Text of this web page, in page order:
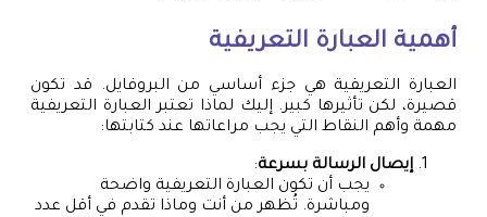
أهمية العبارة التعريفية
العبارة التعريفية هي جزء أساسي من البروفايل. قد تكون
قصيرة، لكن تأثيرها كبير. إليك لماذا تعتبر العبارة التعريفية
مهمة وأهم النقاط التي يجب مراعاتها عند كتابتها:
إيصال الرسالة بسرعة:
يجب أن تكون العبارة التعريفية واضحة
ومباشرة. تُظهر من أنت وماذا تقدم في أقل عدد